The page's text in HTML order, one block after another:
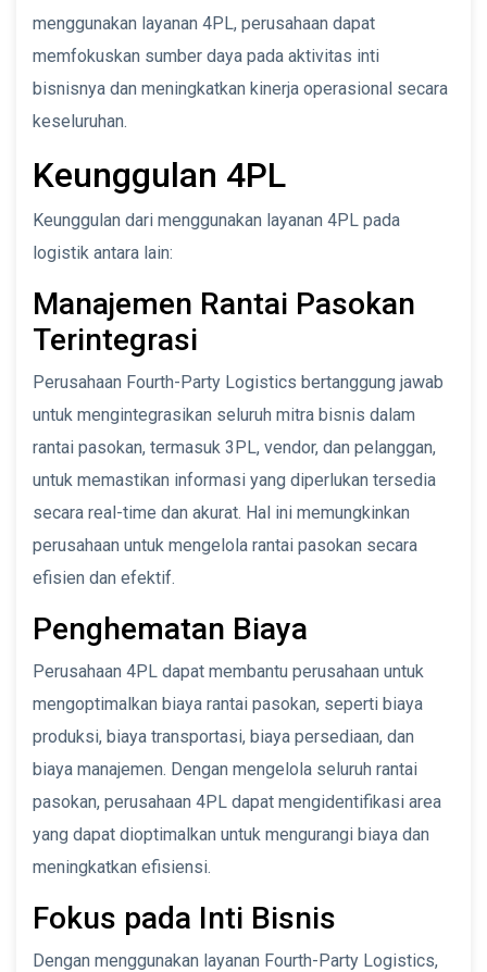
menggunakan layanan 4PL, perusahaan dapat
memfokuskan sumber daya pada aktivitas inti
bisnisnya dan meningkatkan kinerja operasional secara
keseluruhan.
Keunggulan 4PL
Keunggulan dari menggunakan layanan 4PL pada
logistik antara lain:
Manajemen Rantai Pasokan
Terintegrasi
Perusahaan Fourth-Party Logistics bertanggung jawab
untuk mengintegrasikan seluruh mitra bisnis dalam
rantai pasokan, termasuk 3PL, vendor, dan pelanggan,
untuk memastikan informasi yang diperlukan tersedia
secara real-time dan akurat. Hal ini memungkinkan
perusahaan untuk mengelola rantai pasokan secara
efisien dan efektif.
Penghematan Biaya
Perusahaan 4PL dapat membantu perusahaan untuk
mengoptimalkan biaya rantai pasokan, seperti biaya
produksi, biaya transportasi, biaya persediaan, dan
biaya manajemen. Dengan mengelola seluruh rantai
pasokan, perusahaan 4PL dapat mengidentifikasi area
yang dapat dioptimalkan untuk mengurangi biaya dan
meningkatkan efisiensi.
Fokus pada Inti Bisnis
Dengan menggunakan layanan Fourth-Party Logistics,